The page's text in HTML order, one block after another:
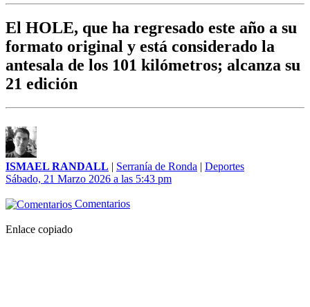
El HOLE, que ha regresado este año a su
formato original y está considerado la
antesala de los 101 kilómetros; alcanza su
21 edición
ISMAEL RANDALL | Serranía de Ronda | Deportes
Sábado, 21 Marzo 2026 a las 5:43 pm
Comentarios
Enlace copiado